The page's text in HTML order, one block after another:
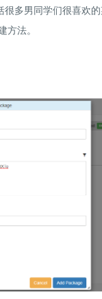
很多男同学们很喜欢
法。